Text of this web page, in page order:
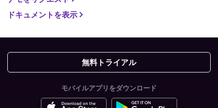
ドキュメントを表示
無料トライアル
モバイルアプリをダウンロード